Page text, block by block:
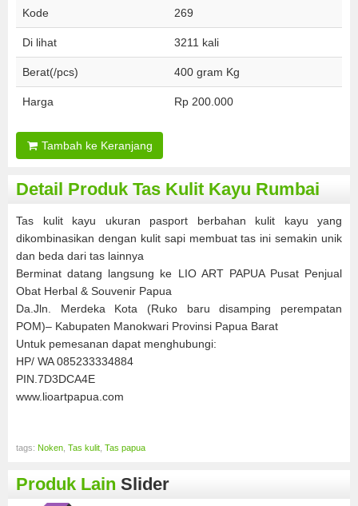
Kode 269
Di lihat 3211 kali
Berat(/pcs) 400 gram Kg
Harga Rp 200.000
Tambah ke Keranjang
Detail Produk Tas Kulit Kayu Rumbai
Tas kulit kayu ukuran pasport berbahan kulit kayu yang
dikombinasikan dengan kulit sapi membuat tas ini semakin unik
dan beda dari tas lainnya
Berminat datang langsung ke LIO ART PAPUA Pusat Penjual
Obat Herbal & Souvenir Papua
Da.Jln. Merdeka Kota (Ruko baru disamping perempatan
POM)– Kabupaten Manokwari Provinsi Papua Barat
Untuk pemesanan dapat menghubungi:
HP/ WA 085233334884
PIN.7D3DCA4E
www.lioartpapua.com
tags: Noken Tas kulit Tas papua
Produk Lain Slider